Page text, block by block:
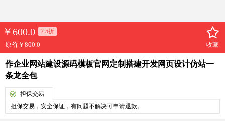
￥ 600.0 7.5折
原价￥800.0 收藏
作企业网站建设源码模板官网定制搭建开发网页设计仿站一
条龙全包
担保交易
担保交易，安全保证，有问题不解决可申请退款。